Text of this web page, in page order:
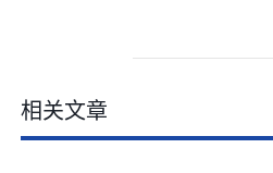
相关文章